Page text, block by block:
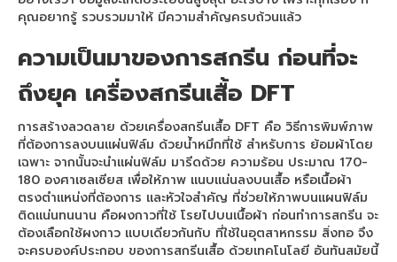
เครื่องสกรีนเสื้อยืด จับคู่ เครื่องรีดร้อน
ขนาดเล็ก
เครื่องพิมพ์ DFT Mimaki TxF300-75
เครื่องพิมพ์ EPSON
Epson sublimation
เครื่องพิมพ์ซับลิเมชั่น Epson SC-F6430
เครื่องพิมพ์เสื้อepson F6430 + HeatRoller
1.3m
คุณอยากรู้ รวบรวมมาให้ มีความสำคัญครบถ้วนแล้ว
ความเป็นมาของการสกรีน ก่อนที่จะ
ถึงยุค เครื่องสกรีนเสื้อ DFT
การสร้างลวดลาย ด้วยเครื่องสกรีนเสื้อ DFT คือ วิธีการพิมพ์ภาพ
ที่ต้องการลงบนแผ่นฟิล์ม ด้วยน้ำหมึกที่ใช้ สำหรับการ ย้อมผ้าโดย
เฉพาะ จากนั้นจะนำแผ่นฟิล์ม มารีดด้วย ความร้อน ประมาณ 170-
180 องศาเซลเซียส เพื่อให้ภาพ แนบแน่นลงบนเสื้อ หรือเนื้อผ้า
ตรงตำแหน่งที่ต้องการ และหัวใจสำคัญ ที่ช่วยให้ภาพบนแผนฟิล์ม
ติดแน่นทนนาน คือผงกาวที่ใช้ โรยไปบนเนื้อผ้า ก่อนทำการสกรีน จะ
ต้องเลือกใช้ผงกาว แบบเดียวกันกับ ที่ใช้ในอุตสาหกรรม สิ่งทอ จึง
จะครบองค์ประกอบ ของการสกรีนเสื้อ ด้วยเทคโนโลยี อันทันสมัยนี้